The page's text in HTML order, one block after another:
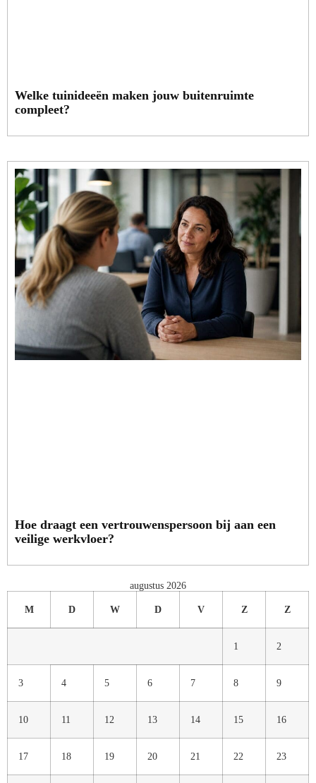
Welke tuinideeën maken jouw buitenruimte
compleet?
Hoe draagt een vertrouwenspersoon bij aan een
veilige werkvloer?
augustus 2026
M D W D V Z Z
1 2
3 4 5 6 7 8 9
10 11 12 13 14 15 16
17 18 19 20 21 22 23